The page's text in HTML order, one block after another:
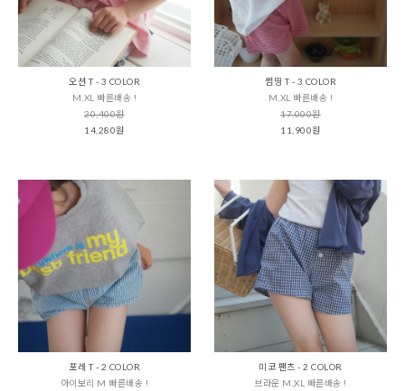
오션 T - 3 COLOR
M,XL 빠른배송 !
20,400원
14,280원
썸띵 T - 3 COLOR
M,XL 빠른배송 !
17,000원
11,900원
포레 T - 2 COLOR
아이보리 M 빠른배송 !
미코 팬츠 - 2 COLOR
브라운 M,XL 빠른배송 !